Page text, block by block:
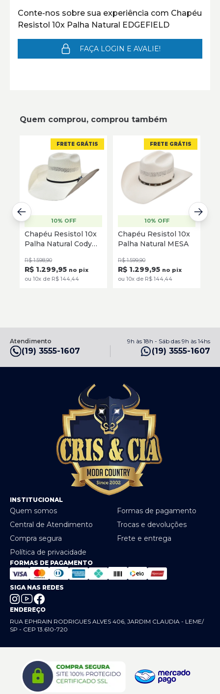
Conte-nos sobre sua experiência com Chapéu
Resistol 10x Palha Natural EDGEFIELD
FAÇA LOGIN E AVALIE!
Quem comprou, comprou também
FRETE GRÁTIS
10% OFF
Chapéu Resistol 10x
Palha Natural Cody
R$ 1.598,90
R$ 1.299,95 no pix
ou 10x de R$ 144,44
FRETE GRÁTIS
10% OFF
Chapéu Resistol 10x
Palha Natural MESA
R$ 1.599,90
R$ 1.299,95 no pix
ou 10x de R$ 144,44
Atendimento 9h às 18h - Sáb das 9h às 14hs
(19) 3555-1607 (19) 3555-1607
INSTITUCIONAL
Quem somos
Formas de pagamento
Central de Atendimento
Trocas e devoluções
Compra segura
Frete e entrega
Política de privacidade
FORMAS DE PAGAMENTO
SIGA NAS REDES
ENDEREÇO
RUA EPHRAIN RODRIGUES ALVES 406, JARDIM CLAUDIA - LEME/
SP - CEP 13.610-720